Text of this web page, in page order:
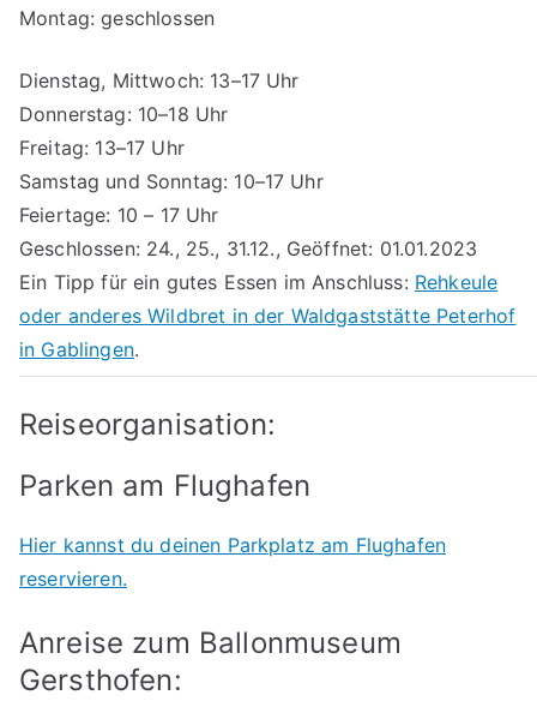
Montag: geschlossen
Dienstag, Mittwoch: 13–17 Uhr
Donnerstag: 10–18 Uhr
Freitag: 13–17 Uhr
Samstag und Sonntag: 10–17 Uhr
Feiertage: 10 – 17 Uhr
Geschlossen: 24., 25., 31.12., Geöffnet: 01.01.2023
Ein Tipp für ein gutes Essen im Anschluss: Rehkeule
oder anderes Wildbret in der Waldgaststätte Peterhof
in Gablingen.
Reiseorganisation:
Parken am Flughafen
Hier kannst du deinen Parkplatz am Flughafen
reservieren.
Anreise zum Ballonmuseum
Gersthofen: